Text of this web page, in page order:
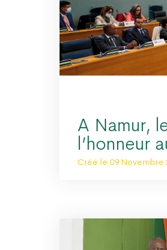
A Namur,
l’honneur
Créé le 09 Novembre